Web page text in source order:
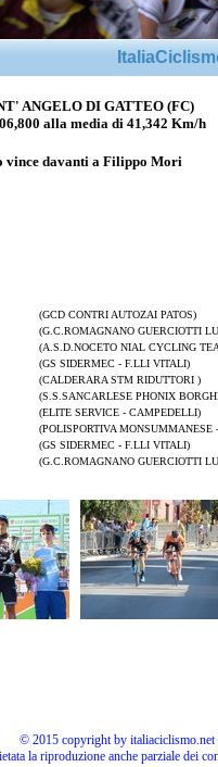
ANGELO DI GATTEO (FC)
alla media di 41,342 Km/h
vince davanti a Filippo Mori
(GCD CONTRI AUTOZAI PATOS)
(G.C.ROMAGNANO GUERCIOTTI
(A.S.D.NOCETO NIAL CYCLING
(GS SIDERMEC - F.LLI VITALI)
(CALDERARA STM RIDUTTORI )
(S.S.SANCARLESE PHONIX
(ELITE SERVICE - CAMPEDELLI)
(POLISPORTIVA MONSUMMANESE
(GS SIDERMEC - F.LLI VITALI)
(G.C.ROMAGNANO GUERCIOTTI
© 2015 copyright by
la riproduzione anche parziale dei